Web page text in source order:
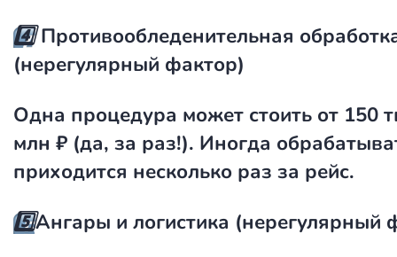
4️⃣ Противообледенительная
(нерегулярный фактор)
Одна процедура может стоить от 150
млн ₽ (да, за раз!). Иногда
приходится несколько раз за рейс.
5️⃣Ангары и логистика (нерегулярный